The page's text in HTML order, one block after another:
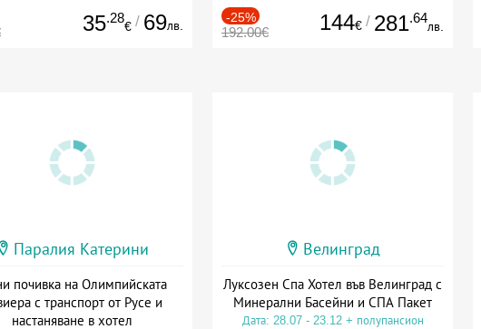
35.28
€ / 69лв.
-25%
192.00€ 144€ / 281.64
лв.
Паралия Катерини
почивка на Олимпийската
с транспорт от Русе и
настаняване в хотел
Велинград
Луксозен Спа Хотел във Велинград с
Минерални Басейни и СПА Пакет
Дата: 28.07 - 23.12 + полупансион